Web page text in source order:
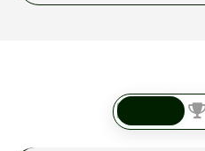
Valores